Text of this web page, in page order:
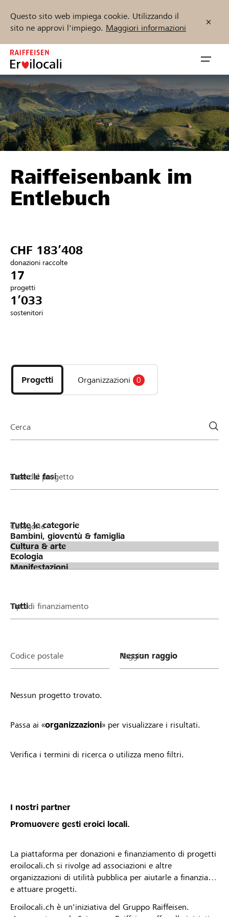
Questo sito web impiega cookie. Utilizzando il
sito ne approvi l'impiego. Maggiori informazioni
Zum
Inhalt
springen
öffnen
Sostenere
Aiuto & supporto
Collegarsi
Trova progetti e organizzazioni
Inizia ora
DE FR IT
Raiffeisenbank im
Entlebuch
CHF 183’408
donazioni raccolte
17
progetti
1’033
sostenitori
i
progetti
e
della
Progetti Organizzazioni 0
Cerca
Fase del progetto
Categorie
Tipo di finanziamento
Codice postale Raggio
Nessun progetto trovato.
Passa ai «organizzazioni» per visualizzare i risultati.
Verifica i termini di ricerca o utilizza meno filtri.
I nostri partner
Promuovere gesti eroici locali.
La piattaforma per donazioni e finanziamento di progetti
eroilocali.ch si rivolge ad associazioni e altre
organizzazioni di utilità pubblica per aiutarle a finanziare
e attuare progetti.
Eroilocali.ch è un'iniziativa del Gruppo Raiffeisen.